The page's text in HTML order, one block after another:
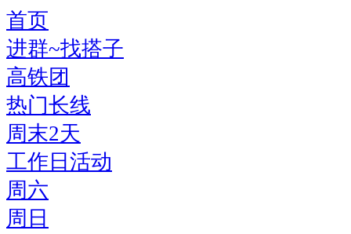
首页
进群~找搭子
高铁团
热门长线
周末2天
工作日活动
周六
周日